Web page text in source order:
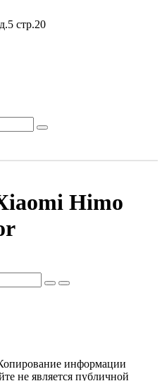
стр.20
Himo
информации
не является публичной